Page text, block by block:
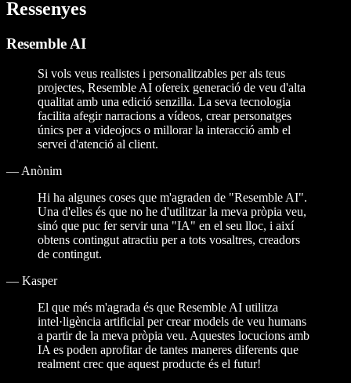
Ressenyes
Resemble AI
Si vols veus realistes i personalitzables per als teus
projectes, Resemble AI ofereix generació de veu d'alta
qualitat amb una edició senzilla. La seva tecnologia
facilita afegir narracions a vídeos, crear personatges
únics per a videojocs o millorar la interacció amb el
servei d'atenció al client.
— Anònim
Hi ha algunes coses que m'agraden de "Resemble AI".
Una d'elles és que no he d'utilitzar la meva pròpia veu,
sinó que puc fer servir una "IA" en el seu lloc, i així
obtens contingut atractiu per a tots vosaltres, creadors
de contingut.
— Kasper
El que més m'agrada és que Resemble AI utilitza
intel·ligència artificial per crear models de veu humans
a partir de la meva pròpia veu. Aquestes locucions amb
IA es poden aprofitar de tantes maneres diferents que
realment crec que aquest producte és el futur!